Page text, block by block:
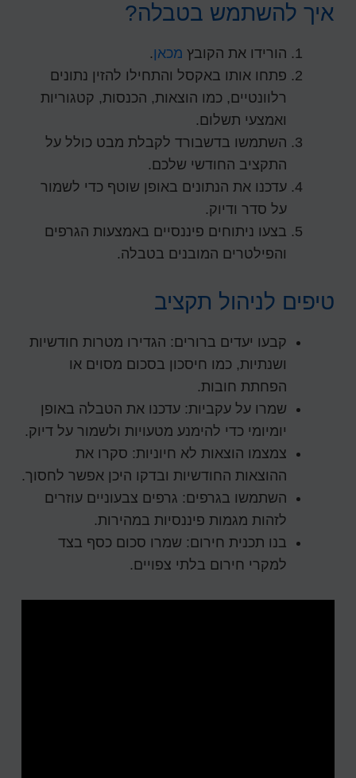
איך להשתמש בטבלה?
הורידו את הקובץ מכאן.
פתחו אותו באקסל והתחילו להזין נתונים
רלוונטיים, כמו הוצאות, הכנסות, קטגוריות
ואמצעי תשלום.
השתמשו בדשבורד לקבלת מבט כולל על
התקציב החודשי שלכם.
עדכנו את הנתונים באופן שוטף כדי לשמור
על סדר ודיוק.
בצעו ניתוחים פיננסיים באמצעות הגרפים
והפילטרים המובנים בטבלה.
טיפים לניהול תקציב
קבעו יעדים ברורים: הגדירו מטרות חודשיות
ושנתיות, כמו חיסכון בסכום מסוים או
הפחתת חובות.
שמרו על עקביות: עדכנו את הטבלה באופן
יומיומי כדי להימנע מטעויות ולשמור על דיוק.
צמצמו הוצאות לא חיוניות: סקרו את
ההוצאות החודשיות ובדקו היכן אפשר לחסוך.
השתמשו בגרפים: גרפים צבעוניים עוזרים
לזהות מגמות פיננסיות במהירות.
בנו תכנית חירום: שמרו סכום כסף בצד
למקרי חירום בלתי צפויים.